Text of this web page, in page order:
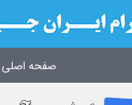
صفحه اصلی